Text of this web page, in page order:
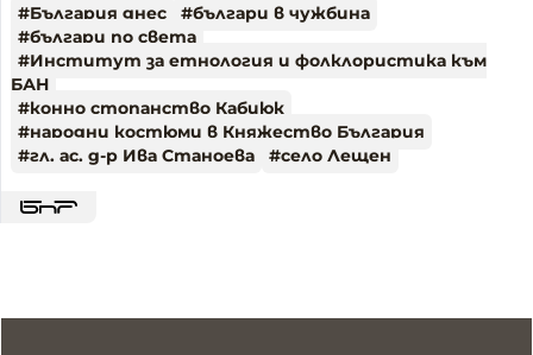
#България днес #българи в чужбина
#българи по света
#Институт за етнология и фолклористика към
БАН
#конно стопанство Кабиюк
#народни костюми в Княжество България
#гл. ас. д-р Ива Станоева #село Лещен